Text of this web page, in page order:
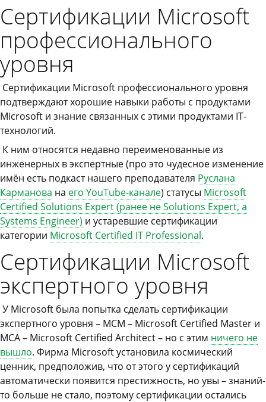
Сертификации Microsoft
профессионального
уровня
Сертификации Microsoft профессионального уровня
подтверждают хорошие навыки работы с продуктами
Microsoft и знание связанных с этими продуктами IT-
технологий.
К ним относятся недавно переименованные из
инженерных в экспертные (про это чудесное изменение
имён есть подкаст нашего преподавателя Руслана
Карманова на его YouTube-канале) статусы Microsoft
Certified Solutions Expert (ранее не Solutions Expert, а
Systems Engineer) и устаревшие сертификации
категории Microsoft Certified IT Professional.
Сертификации Microsoft
экспертного уровня
У Microsoft была попытка сделать сертификации
экспертного уровня – MCM – Microsoft Certified Master и
MCA – Microsoft Certified Architect – но с этим ничего не
вышло. Фирма Microsoft установила космический
ценник, предположив, что от этого у сертификаций
автоматически появится престижность, но увы – знаний-
то больше не стало, поэтому сертификации остались